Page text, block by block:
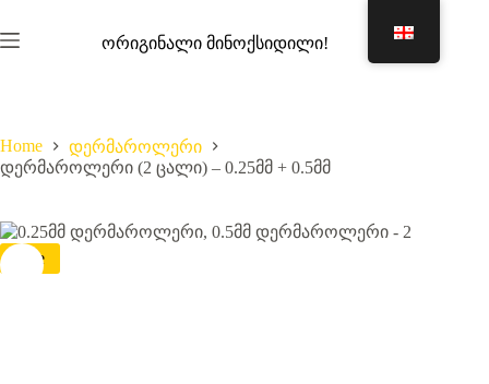
content
ორიგინალი მინოქსიდილი!
cart
Home
დერმაროლერი
დერმაროლერი (2 ცალი) – 0.25მმ + 0.5მმ
Sale